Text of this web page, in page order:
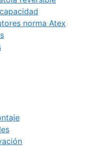
norma Atex